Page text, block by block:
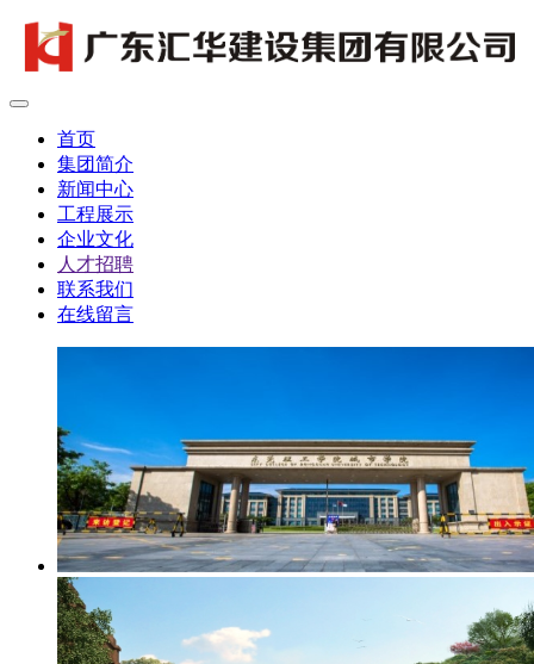
首页
集团简介
新闻中心
工程展示
企业文化
人才招聘
联系我们
在线留言